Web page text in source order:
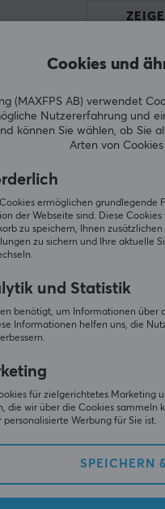
Kunden
Andere
Cookies und
(MAXFPS AB) verwendet
Nutzererfahrung und
können Sie wählen, ob Sie
Arten von
ermöglichen grundlegende
der Webseite sind. Diese
zu speichern, Ihnen
zu sichern und Ihre aktuelle
und Statistik
benötigt, um Informationen über
Informationen helfen uns, die
für zielgerichtetes Marketing
die wir über die Cookies sammeln
personalisierte Werbung für Sie ist.
SPEICHERN